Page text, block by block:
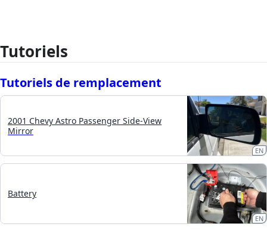
Tutoriels
Tutoriels de remplacement
2001 Chevy Astro Passenger Side-View
Mirror
EN
Battery
EN